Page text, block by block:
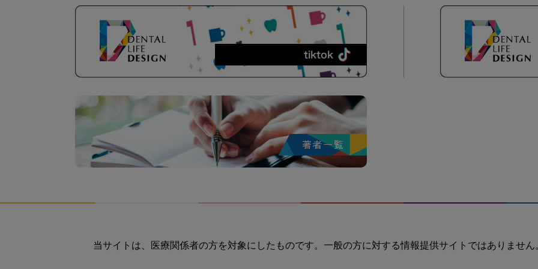
当サイトは、医療関係者の方を対象にしたものです。一般の方に対する情報提供サイトではありません